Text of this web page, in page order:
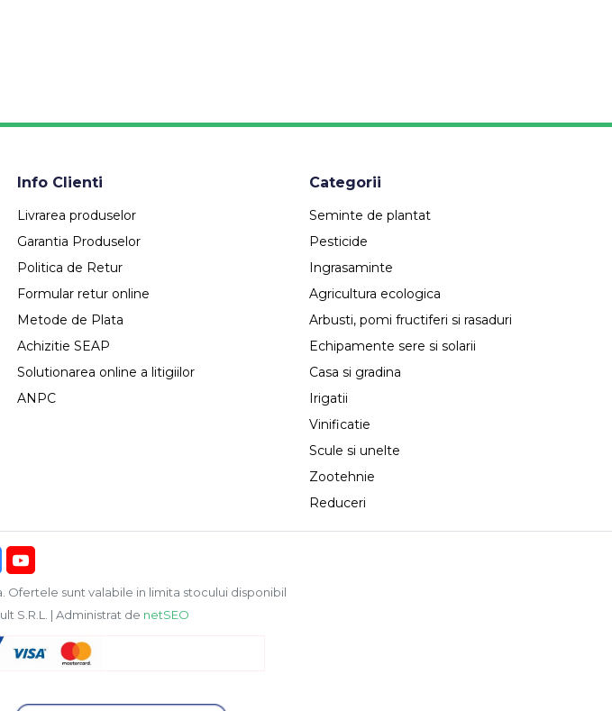
Info Clienti
Livrarea produselor
Garantia Produselor
Politica de Retur
Formular retur online
Metode de Plata
Achizitie SEAP
Solutionarea online a litigiilor
ANPC
Categorii
Seminte de plantat
Pesticide
Ingrasaminte
Agricultura ecologica
Arbusti, pomi fructiferi si rasaduri
Echipamente sere si solarii
Casa si gradina
Irigatii
Vinificatie
Scule si unelte
Zootehnie
Reduceri
Ofertele sunt valabile in limita stocului disponibil
S.R.L. | Administrat de netSEO